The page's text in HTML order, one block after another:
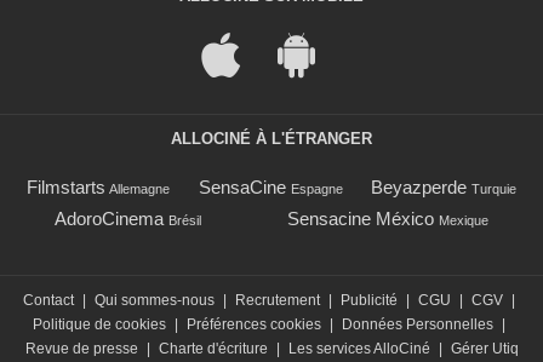
ALLOCINÉ À L'ÉTRANGER
Filmstarts Allemagne SensaCine Espagne Beyazperde Turquie
AdoroCinema Brésil Sensacine México Mexique
Contact | Qui sommes-nous | Recrutement | Publicité | CGU | CGV |
Politique de cookies | Préférences cookies | Données Personnelles |
Revue de presse
| Charte d'écriture | Les services AlloCiné | Gérer Utiq